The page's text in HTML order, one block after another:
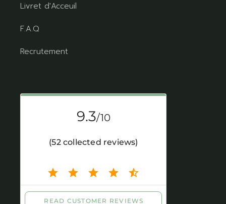
Livret d'Acceuil
F.A.Q
Recrutement